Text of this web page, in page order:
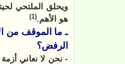
ويحلق الملتحي
هو الأهم.(1)
ـ ما الموقف من
الرفض؟
- نحن لا نعاني